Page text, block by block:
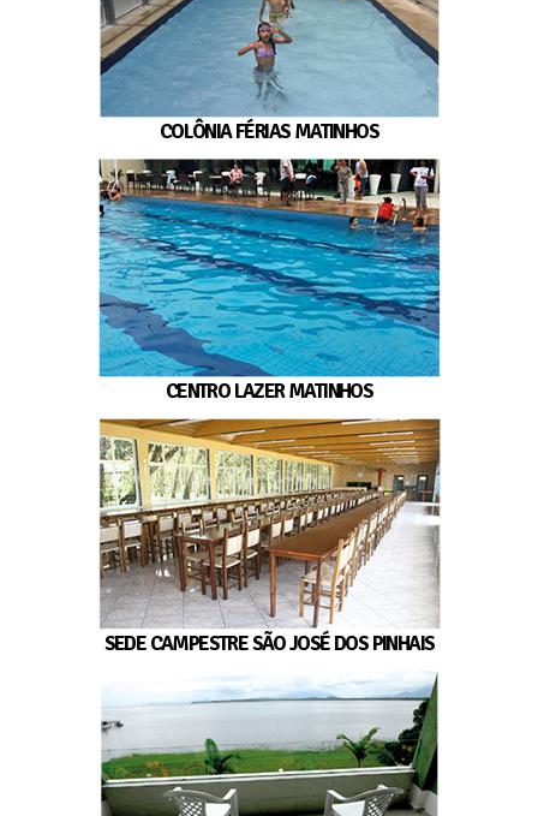
COLÔNIA FÉRIAS MATINHOS
CENTRO LAZER MATINHOS
SEDE CAMPESTRE SÃO JOSÉ DOS PINHAIS